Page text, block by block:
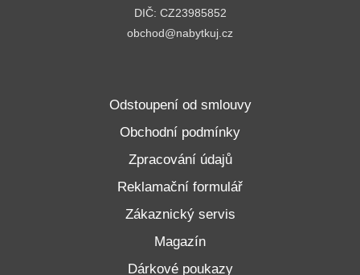
DIČ: CZ23985852
obchod@nabytkuj.cz
Odstoupení od smlouvy
Obchodní podmínky
Zpracování údajů
Reklamační formulář
Zákaznický servis
Magazín
Dárkové poukazy